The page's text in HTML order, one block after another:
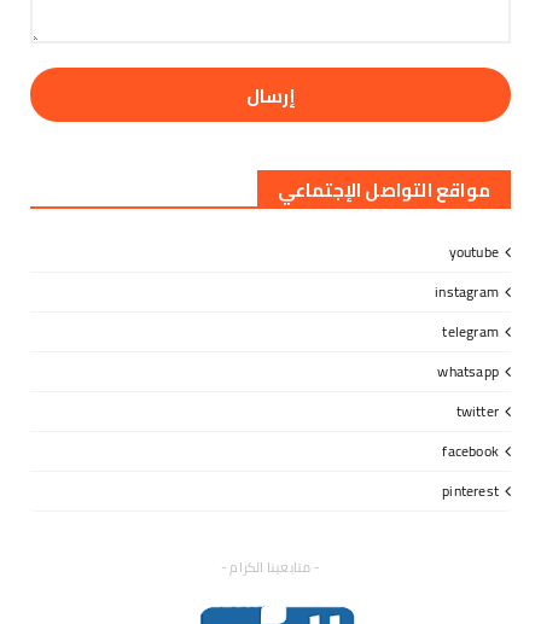
مواقع التواصل الإجتماعي
youtube
instagram
telegram
whatsapp
twitter
facebook
pinterest
- متابعينا الكرام -